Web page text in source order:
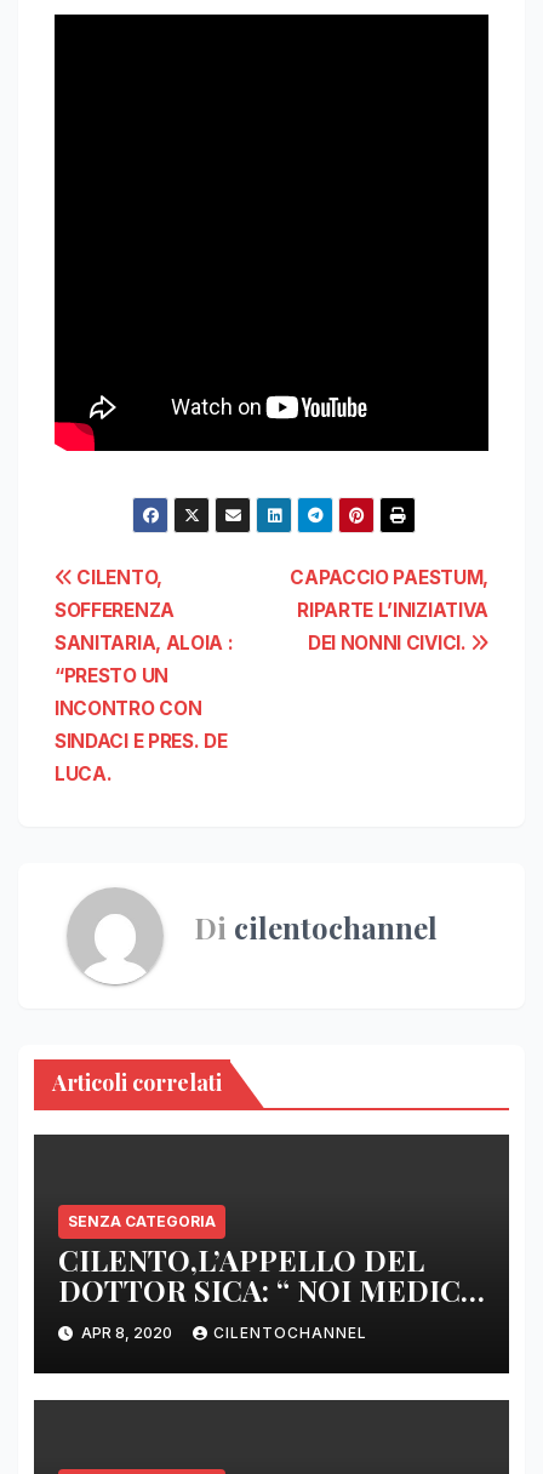
Navigazione
articoli
CAPACCIO PAESTUM,
RIPARTE L’INIZIATIVA
DEI NONNI CIVICI.
CILENTO,
SOFFERENZA
SANITARIA, ALOIA :
“PRESTO UN
INCONTRO CON
SINDACI E PRES. DE
LUCA.
Di cilentochannel
Articoli correlati
SENZA CATEGORIA
CILENTO,L’APPELLO DEL
DOTTOR SICA: “ NOI MEDICI
DI BASE SIAMO SENZA ARMI
E SENZA PRESIDI”
APR 8, 2020 CILENTOCHANNEL